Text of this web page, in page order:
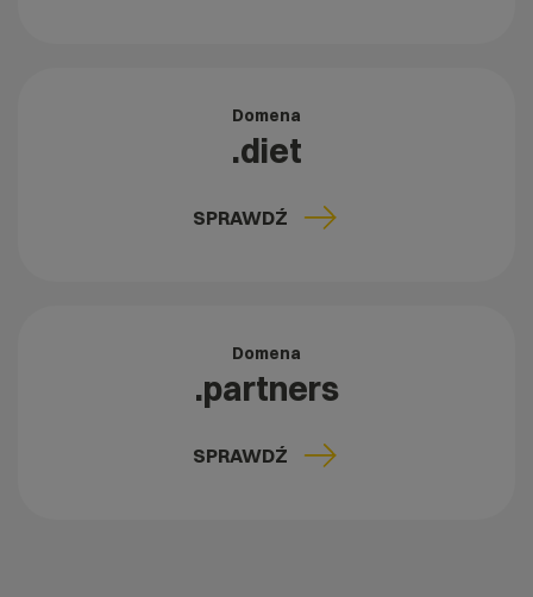
Domena
.diet
SPRAWDŹ
Domena
.partners
SPRAWDŹ